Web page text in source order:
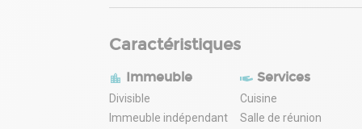
Caractéristiques
Immeuble
Divisible
Immeuble indépendant
Services
Cuisine
Salle de réunion